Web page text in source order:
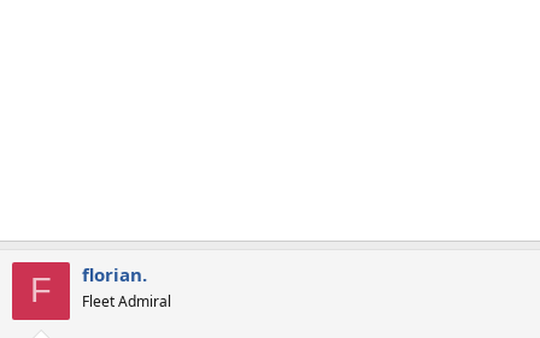
F florian.
Fleet Admiral